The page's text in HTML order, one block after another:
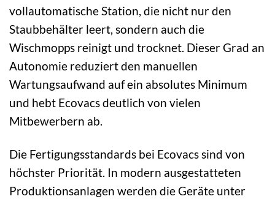
vollautomatische Station, die nicht nur den
Staubbehälter leert, sondern auch die
Wischmopps reinigt und trocknet. Dieser Grad an
Autonomie reduziert den manuellen
Wartungsaufwand auf ein absolutes Minimum
und hebt Ecovacs deutlich von vielen
Mitbewerbern ab.
Die Fertigungsstandards bei Ecovacs sind von
höchster Priorität. In modern ausgestatteten
Produktionsanlagen werden die Geräte unter